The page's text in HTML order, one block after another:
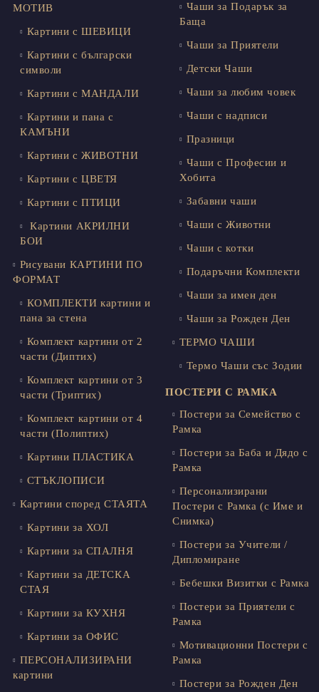
МОТИВ
Картини с ШЕВИЦИ
Картини с български
символи
Картини с МАНДАЛИ
Картини и пана с
КАМЪНИ
Картини с ЖИВОТНИ
Картини с ЦВЕТЯ
Картини с ПТИЦИ
Картини АКРИЛНИ
БОИ
Рисувани КАРТИНИ ПО
ФОРМАТ
КОМПЛЕКТИ картини и
пана за стена
Комплект картини от 2
части (Диптих)
Комплект картини от 3
части (Триптих)
Комплект картини от 4
части (Полиптих)
Картини ПЛАСТИКА
СТЪКЛОПИСИ
Картини според СТАЯТА
Картини за ХОЛ
Картини за СПАЛНЯ
Картини за ДЕТСКА
СТАЯ
Картини за КУХНЯ
Картини за ОФИС
ПЕРСОНАЛИЗИРАНИ
картини
Чаши за Подарък за
Баща
Чаши за Приятели
Детски Чаши
Чаши за любим човек
Чаши с надписи
Празници
Чаши с Професии и
Хобита
Забавни чаши
Чаши с Животни
Чаши с котки
Подаръчни Комплекти
Чаши за имен ден
Чаши за Рожден Ден
ТЕРМО ЧАШИ
Термо Чаши със Зодии
ПОСТЕРИ С РАМКА
Постери за Семейство с
Рамка
Постери за Баба и Дядо с
Рамка
Персонализирани
Постери с Рамка (с Име и
Снимка)
Постери за Учители /
Дипломиране
Бебешки Визитки с Рамка
Постери за Приятели с
Рамка
Мотивационни Постери с
Рамка
Постери за Рожден Ден